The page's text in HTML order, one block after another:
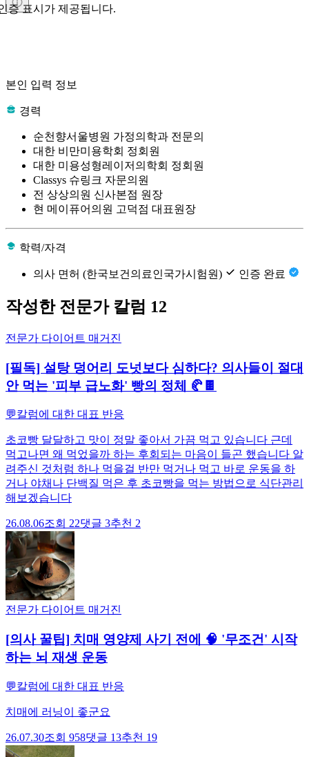
증 표시가 제공됩니다.
본인 입력 정보
경력
순천향서울병원 가정의학과 전문의
대한 비만미용학회 정회원
대한 미용성형레이저의학회 정회원
Classys 슈링크 자문의원
전 상상의원 신사본점 원장
현 메이퓨어의원 고덕점 대표원장
학력/자격
의사 면허 (한국보건의료인국가시험원) 인증 완료
작성한 전문가 칼럼 12
전문가 다이어트 매거진
[필독] 설탕 덩어리 도넛보다 심하다? 의사들이 절대
안 먹는 '피부 급노화' 빵의 정체 🥐🍫
💬칼럼에 대한 대표 반응
초코빵 달달하고 맛이 정말 좋아서 가끔 먹고 있습니다 근데
먹고나면 왜 먹었을까 하는 후회되는 마음이 들곤 했습니다 알
려주신 것처럼 하나 먹을걸 반만 먹거나 먹고 바로 운동을 하
거나 야채나 단백질 먹은 후 초코빵을 먹는 방법으로 식단관리
해보겠습니다
26.08.06조회 22댓글 3추천 2
전문가 다이어트 매거진
[의사 꿀팁] 치매 영양제 사기 전에 🧠 '무조건' 시작
하는 뇌 재생 운동
💬칼럼에 대한 대표 반응
치매에 러닝이 좋군요
26.07.30조회 958댓글 13추천 19